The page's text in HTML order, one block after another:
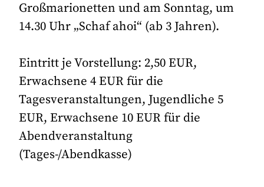
Großmarionetten und am Sonntag, um
14.30 Uhr „Schaf ahoi“ (ab 3 Jahren).
Eintritt je Vorstellung: 2,50 EUR,
Erwachsene 4 EUR für die
Tagesveranstaltungen, Jugendliche 5
EUR, Erwachsene 10 EUR für die
Abendveranstaltung
(Tages-/Abendkasse)